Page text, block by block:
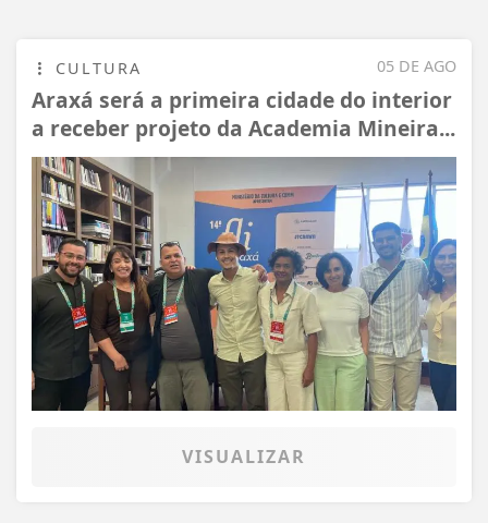
05 DE AGO
CULTURA
Araxá será a primeira cidade do interior
a receber projeto da Academia Mineira...
VISUALIZAR